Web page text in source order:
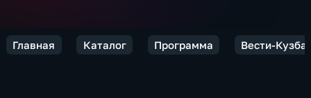
Главная Каталог Программа Вести-